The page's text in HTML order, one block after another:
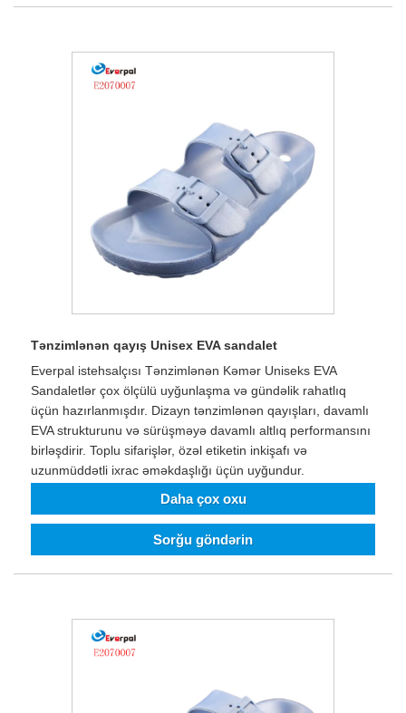
Tənzimlənən qayış Unisex EVA sandalet
Everpal istehsalçısı Tənzimlənən Kəmər Uniseks EVA
Sandaletlər çox ölçülü uyğunlaşma və gündəlik rahatlıq
üçün hazırlanmışdır. Dizayn tənzimlənən qayışları, davamlı
EVA strukturunu və sürüşməyə davamlı altlıq performansını
birləşdirir. Toplu sifarişlər, özəl etiketin inkişafı və
uzunmüddətli ixrac əməkdaşlığı üçün uyğundur.
Daha çox oxu
Sorğu göndərin